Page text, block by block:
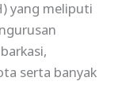
yang meliputi
serta banyak